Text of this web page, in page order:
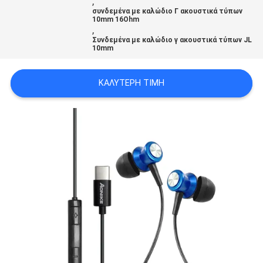
συνδεμένα με καλώδιο Γ ακουστικά τύπων
10mm 16Ohm
,
Συνδεμένα με καλώδιο γ ακουστικά τύπων JL
10mm
ΚΑΛΎΤΕΡΗ ΤΙΜΉ